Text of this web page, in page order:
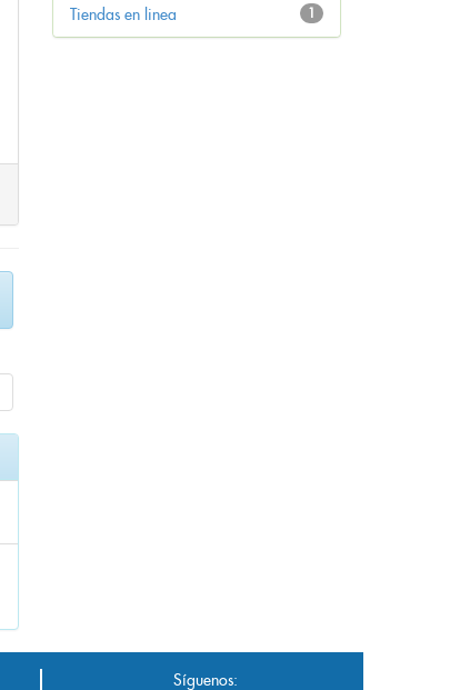
1
Tiendas en linea
Síguenos: